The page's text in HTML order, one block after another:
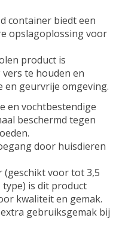
container biedt een
opslagoplossing voor
product is
te houden en
en geurvrije omgeving.
en vochtbestendige
beschermd tegen
door huisdieren
(geschikt voor tot 3,5
is dit product
kwaliteit en gemak.
gebruiksgemak bij